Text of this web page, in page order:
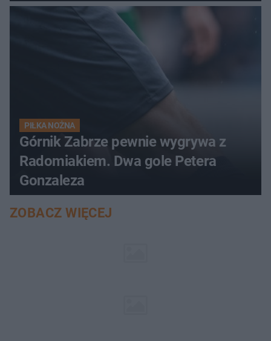
PIŁKA NOŻNA
Górnik Zabrze pewnie wygrywa z
Radomiakiem. Dwa gole Petera
Gonzaleza
ZOBACZ WIĘCEJ